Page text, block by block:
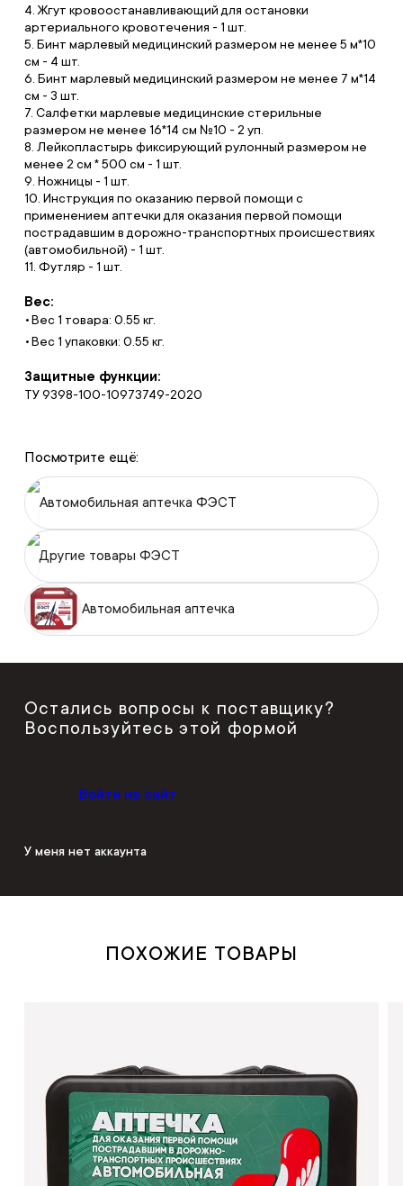
4. Жгут кровоостанавливающий для остановки
артериального кровотечения - 1 шт.
5. Бинт марлевый медицинский размером не менее 5 м*10
см - 4 шт.
6. Бинт марлевый медицинский размером не менее 7 м*14
см - 3 шт.
7. Салфетки марлевые медицинские стерильные
размером не менее 16*14 см №10 - 2 уп.
8. Лейкопластырь фиксирующий рулонный размером не
менее 2 см * 500 см - 1 шт.
9. Ножницы - 1 шт.
10. Инструкция по оказанию первой помощи с
применением аптечки для оказания первой помощи
пострадавшим в дорожно-транспортных происшествиях
(автомобильной) - 1 шт.
11. Футляр - 1 шт.
Вес:
Вес 1 товара: 0.55 кг.
Вес 1 упаковки: 0.55 кг.
Защитные функции:
ТУ 9398-100-10973749-2020
Посмотрите ещё:
Автомобильная аптечка ФЭСТ
Другие товары ФЭСТ
Автомобильная аптечка
Остались вопросы к поставщику?
Воспользуйтесь этой формой
Войти на сайт
У меня нет аккаунта
ПОХОЖИЕ ТОВАРЫ